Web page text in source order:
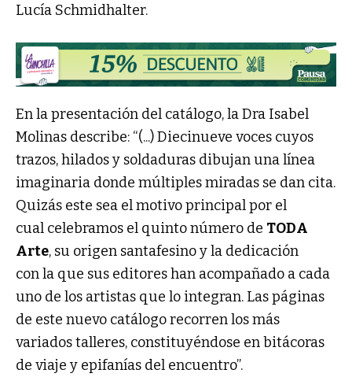
Lucía Schmidhalter.
En la presentación del catálogo, la Dra Isabel
Molinas describe: “(...) Diecinueve voces cuyos
trazos, hilados y soldaduras dibujan una línea
imaginaria donde múltiples miradas se dan cita.
Quizás este sea el motivo principal por el
cual celebramos el quinto número de TODA
Arte, su origen santafesino y la dedicación
con la que sus editores han acompañado a cada
uno de los artistas que lo integran. Las páginas
de este nuevo catálogo recorren los más
variados talleres, constituyéndose en bitácoras
de viaje y epifanías del encuentro”.